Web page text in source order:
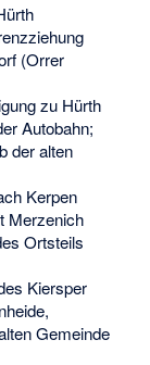
(Orrer
zu Hürth
Autobahn;
der alten
Kerpen
Merzenich
Ortsteils
Kiersper
Gemeinde